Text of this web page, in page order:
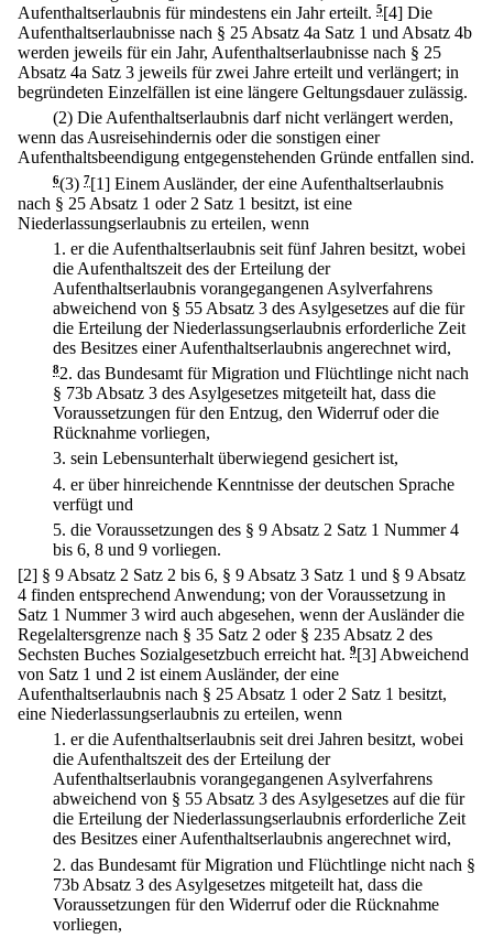
Aufenthaltserlaubnis für mindestens ein Jahr erteilt. 5[4] Die
Aufenthaltserlaubnisse nach § 25 Absatz 4a Satz 1 und Absatz 4b
werden jeweils für ein Jahr, Aufenthaltserlaubnisse nach § 25
Absatz 4a Satz 3 jeweils für zwei Jahre erteilt und verlängert; in
begründeten Einzelfällen ist eine längere Geltungsdauer zulässig.
(2) Die Aufenthaltserlaubnis darf nicht verlängert werden,
wenn das Ausreisehindernis oder die sonstigen einer
Aufenthaltsbeendigung entgegenstehenden Gründe entfallen sind.
6(3) 7[1] Einem Ausländer, der eine Aufenthaltserlaubnis
nach § 25 Absatz 1 oder 2 Satz 1 besitzt, ist eine
Niederlassungserlaubnis zu erteilen, wenn
1. er die Aufenthaltserlaubnis seit fünf Jahren besitzt, wobei
die Aufenthaltszeit des der Erteilung der
Aufenthaltserlaubnis vorangegangenen Asylverfahrens
abweichend von § 55 Absatz 3 des Asylgesetzes auf die für
die Erteilung der Niederlassungserlaubnis erforderliche Zeit
des Besitzes einer Aufenthaltserlaubnis angerechnet wird,
82. das Bundesamt für Migration und Flüchtlinge nicht nach
§ 73b Absatz 3 des Asylgesetzes mitgeteilt hat, dass die
Voraussetzungen für den Entzug, den Widerruf oder die
Rücknahme vorliegen,
3. sein Lebensunterhalt überwiegend gesichert ist,
4. er über hinreichende Kenntnisse der deutschen Sprache
verfügt und
5. die Voraussetzungen des § 9 Absatz 2 Satz 1 Nummer 4
bis 6, 8 und 9 vorliegen.
[2] § 9 Absatz 2 Satz 2 bis 6, § 9 Absatz 3 Satz 1 und § 9 Absatz
4 finden entsprechend Anwendung; von der Voraussetzung in
Satz 1 Nummer 3 wird auch abgesehen, wenn der Ausländer die
Regelaltersgrenze nach § 35 Satz 2 oder § 235 Absatz 2 des
Sechsten Buches Sozialgesetzbuch erreicht hat. 9[3] Abweichend
von Satz 1 und 2 ist einem Ausländer, der eine
Aufenthaltserlaubnis nach § 25 Absatz 1 oder 2 Satz 1 besitzt,
eine Niederlassungserlaubnis zu erteilen, wenn
1. er die Aufenthaltserlaubnis seit drei Jahren besitzt, wobei
die Aufenthaltszeit des der Erteilung der
Aufenthaltserlaubnis vorangegangenen Asylverfahrens
abweichend von § 55 Absatz 3 des Asylgesetzes auf die für
die Erteilung der Niederlassungserlaubnis erforderliche Zeit
des Besitzes einer Aufenthaltserlaubnis angerechnet wird,
2. das Bundesamt für Migration und Flüchtlinge nicht nach §
73b Absatz 3 des Asylgesetzes mitgeteilt hat, dass die
Voraussetzungen für den Widerruf oder die Rücknahme
vorliegen,